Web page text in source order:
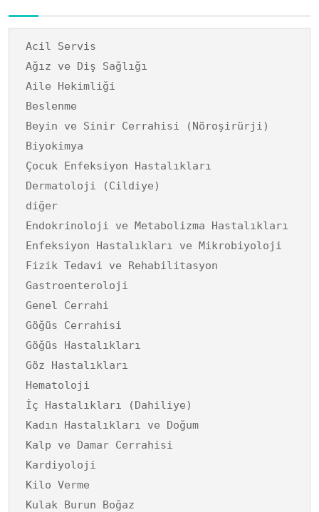
Acil Servis
Ağız ve Diş Sağlığı
Aile Hekimliği
Beslenme
Beyin ve Sinir Cerrahisi (Nöroşirürji)
Biyokimya
Çocuk Enfeksiyon Hastalıkları
Dermatoloji (Cildiye)
diğer
Endokrinoloji ve Metabolizma Hastalıkları
Enfeksiyon Hastalıkları ve Mikrobiyoloji
Fizik Tedavi ve Rehabilitasyon
Gastroenteroloji
Genel Cerrahi
Göğüs Cerrahisi
Göğüs Hastalıkları
Göz Hastalıkları
Hematoloji
İç Hastalıkları (Dahiliye)
Kadın Hastalıkları ve Doğum
Kalp ve Damar Cerrahisi
Kardiyoloji
Kilo Verme
Kulak Burun Boğaz